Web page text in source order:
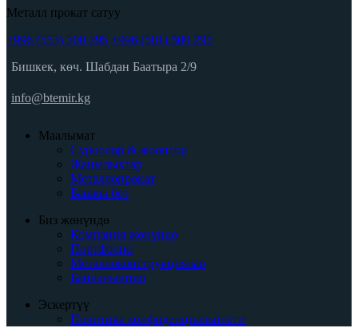
Металл прокат сатуу
+996 (553) 500 295 +996 (501) 500 295
Бишкек, көч. Шабдан Баатыра 2/9
info@btemir.kg
Маалымат
Суроолор & жооптор
Жаңылыктар
Металлопрокат
Башкы бет
Биз жөнүндө
Компания жөнүндө
Портфолио
Металлоконструкциялар
Байланыштар
Эскертүү
Политика конфиденциальности